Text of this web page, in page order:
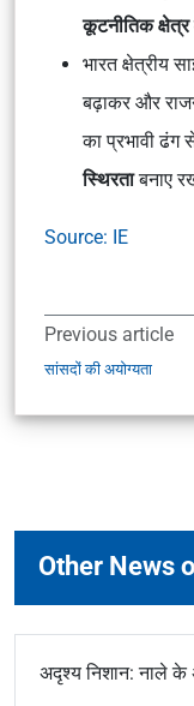
कूटनीतिक क्षेत्र
भारत क्षेत्रीय
बढ़ाकर और
का प्रभावी ढंग
स्थिरताबनाए
Source: IE
Previous article
सांसदों की अयोग्यता
Other News
अदृश्य निशान: नाले के